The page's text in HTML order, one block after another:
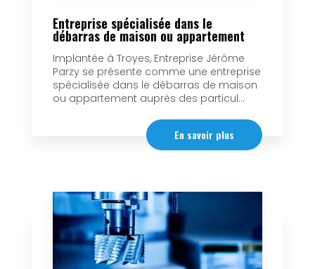
Entreprise spécialisée dans le
débarras de maison ou appartement
Implantée à Troyes, Entreprise Jérôme
Parzy se présente comme une entreprise
spécialisée dans le débarras de maison
ou appartement auprès des particul...
En savoir plus